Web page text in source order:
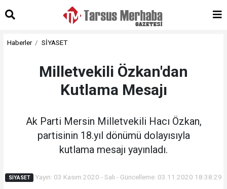
Haberler SİYASET
Milletvekili Özkan'dan
Kutlama Mesajı
Ak Parti Mersin Milletvekili Hacı Özkan,
partisinin 18.yıl dönümü dolayısıyla
kutlama mesajı yayınladı.
SİYASET Yayın: 03 Kasım 2020 - Salı - Güncelleme: 03.11.2020 18:38:29